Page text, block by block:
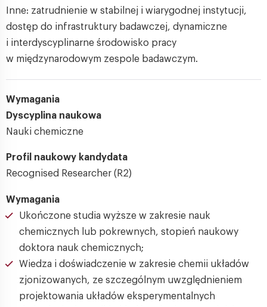
Inne: zatrudnienie w stabilnej i wiarygodnej instytucji,
dostęp do infrastruktury badawczej, dynamiczne
i interdyscyplinarne środowisko pracy
w międzynarodowym zespole badawczym.
Wymagania
Dyscyplina naukowa
Nauki chemiczne
Profil naukowy kandydata
Recognised Researcher (R2)
Wymagania
Ukończone studia wyższe w zakresie nauk
chemicznych lub pokrewnych, stopień naukowy
doktora nauk chemicznych;
Wiedza i doświadczenie w zakresie chemii układów
zjonizowanych, ze szczególnym uwzględnieniem
projektowania układów eksperymentalnych